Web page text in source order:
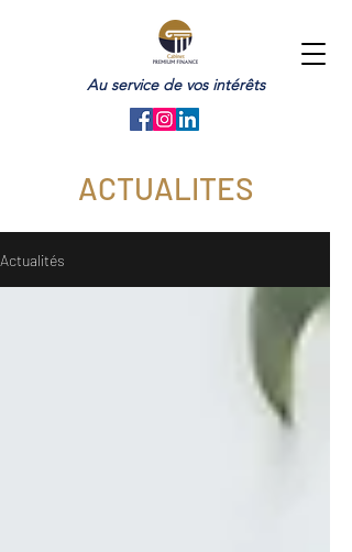
Au service de vos intérêts
ACTUALITES
Actualités